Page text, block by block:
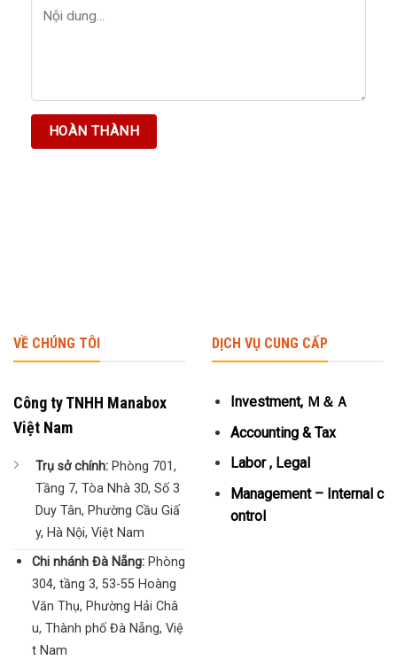
VỀ CHÚNG TÔI
Công ty TNHH Manabox
Việt Nam
Trụ sở chính: Phòng 701,
Tầng 7, Tòa Nhà 3D, Số 3
Duy Tân, Phường Cầu Giấ
y, Hà Nội, Việt Nam
Chi nhánh Đà Nẵng:Phòng
304, tầng 3, 53-55 Hoàng
Văn Thụ, Phường Hải Châ
u, Thành phố Đà Nẵng, Việ
t Nam
DỊCH VỤ CUNG CẤP
Investment, Ｍ＆Ａ
Accounting & Tax
Labor , Legal
Management – Internal c
ontrol